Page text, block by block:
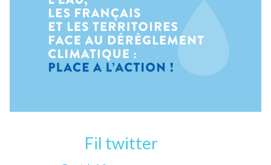
ème édition de l’étude BDO / FP2E
« Au défi du
ligne»
120 pages de données économiques, sociales et